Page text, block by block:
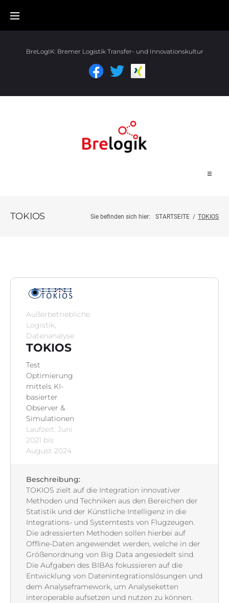
BreLogIK: Bremer Logistik Transfer- und Innovationskultur
Weiterbildung
Botschafter:innen
News
Kontakt
TOKIOS Sie befinden sich hier: STARTSEITE / TOKIOS
Außerbetriebliche
Logistik,
Datenanalyse
TOKIOS
Test
Optimierung
mittels KI-
basierter
Observer &
Simulationen
Laufzeit: Juni
2021 bis
August 2024
Beschreibung:
TOKIOS zielt auf die Integration innovativer
Methoden und Techniken aus den Bereichen der
Statistik und der Künstliche Intelligenz in die
Integrations- und Systemtests von Flugzeugen.
Die adressierten Methoden sollen hierbei auf
Offline-Daten angewendet werden, welche in der
Größenordnung von Big Data angesiedelt sind.
Die Aufgaben des BIBAs fokussieren auf die
Entwicklung von Datenintegrationslösungen und
dem Analyseframework, um Analyseketten
interoperable aufsetzen und nutzen zu können.